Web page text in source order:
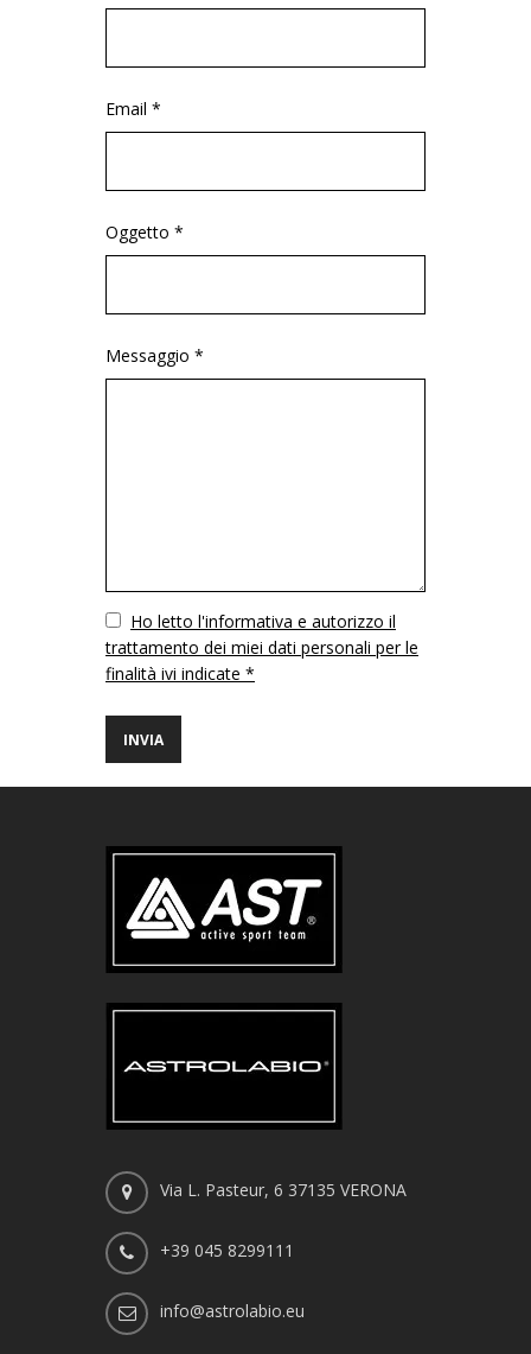
Email *
Oggetto *
Messaggio *
VuotoHo letto l'informativa e autorizzo il
trattamento dei miei dati personali per le
finalità ivi indicate *
Via L. Pasteur, 6 37135 VERONA
+39 045 8299111
info@astrolabio.eu